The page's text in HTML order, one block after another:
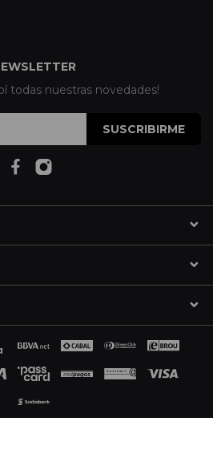
todas nuestras novedades!
SUSCRIBIRME